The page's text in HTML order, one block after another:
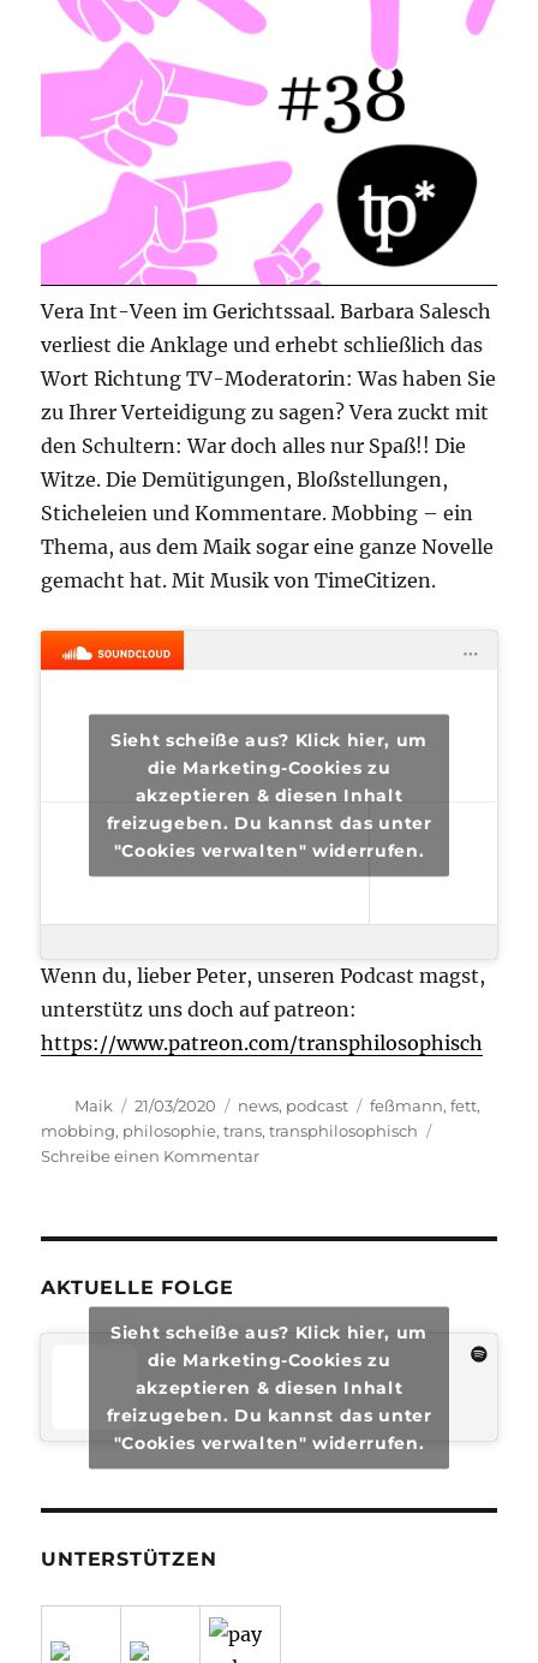
Vera Int-Veen im Gerichtssaal. Barbara Salesch
verliest die Anklage und erhebt schließlich das
Wort Richtung TV-Moderatorin: Was haben Sie
zu Ihrer Verteidigung zu sagen? Vera zuckt mit
den Schultern: War doch alles nur Spaß!! Die
Witze. Die Demütigungen, Bloßstellungen,
Sticheleien und Kommentare. Mobbing – ein
Thema, aus dem Maik sogar eine ganze Novelle
gemacht hat. Mit Musik von TimeCitizen.
Sieht scheiße aus? Klick hier, um
die Marketing-Cookies zu
akzeptieren & diesen Inhalt
freizugeben. Du kannst das unter
"Cookies verwalten" widerrufen.
Wenn du, lieber Peter, unseren Podcast magst,
unterstütz uns doch auf patreon:
https://www.patreon.com/transphilosophisch
Autor
Maik
Veröffentlicht
am
21/03/2020 Kategorien
news, podcast Schlagwörter
feßmann,fett,
mobbing, philosophie,trans,transphilosophisch
Schreibe einen Kommentarzu
AKTUELLE FOLGE
Sieht scheiße aus? Klick hier, um
die Marketing-Cookies zu
akzeptieren & diesen Inhalt
freizugeben. Du kannst das unter
"Cookies verwalten" widerrufen.
UNTERSTÜTZEN